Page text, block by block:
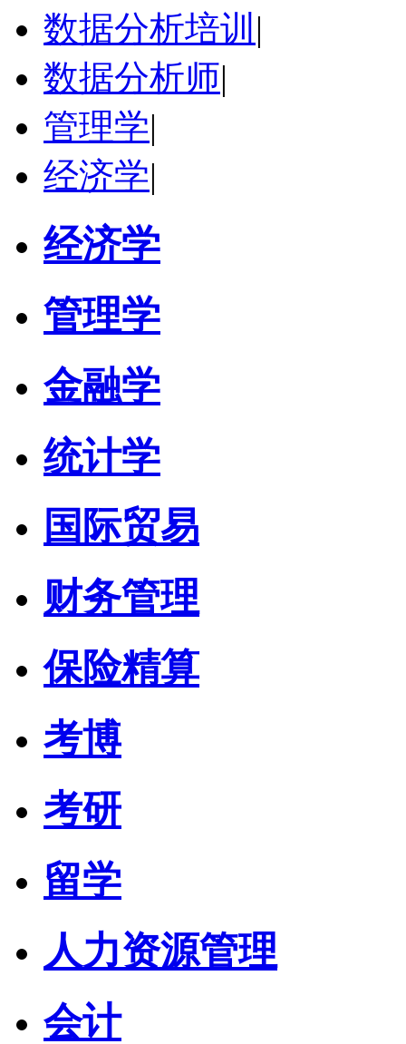
立即咨询
数据分析培训 |
数据分析师|
管理学|
经济学|
经济学
管理学
金融学
统计学
国际贸易
财务管理
保险精算
考博
考研
留学
人力资源管理
会计